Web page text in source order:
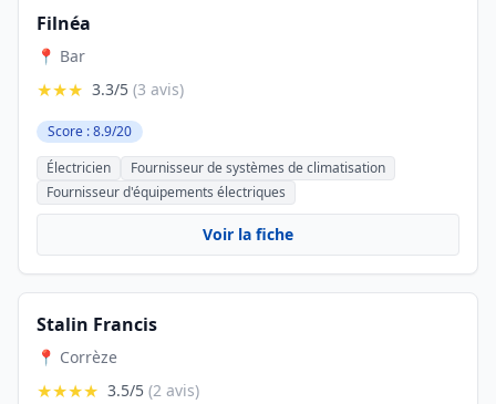
Filnéa
📍 Bar
★★★ 3.3/5 (3 avis)
Score : 8.9/20
Électricien
Fournisseur de systèmes de climatisation
Fournisseur d'équipements électriques
Voir la fiche
Stalin Francis
📍 Corrèze
★★★★ 3.5/5 (2 avis)